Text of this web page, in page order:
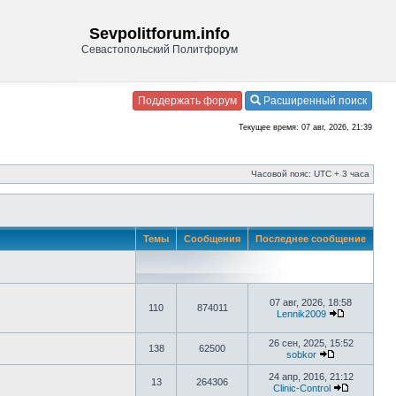
Sevpolitforum.info
Севастопольский Политфорум
Поддержать форум Расширенный поиск
Текущее время: 07 авг, 2026, 21:39
Часовой пояс: UTC + 3 часа
Темы Сообщения Последнее сообщение
110 874011
07 авг, 2026, 18:58
Lennik2009
138 62500
26 сен, 2025, 15:52
sobkor
13 264306
24 апр, 2016, 21:12
Clinic-Control